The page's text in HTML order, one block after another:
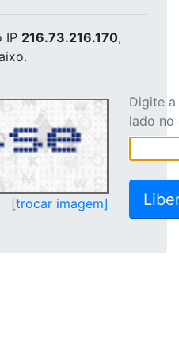
IP 216.73.216.170,
[trocar imagem]
Digite
lado no